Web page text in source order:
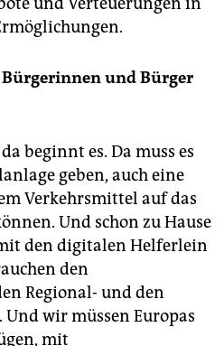
und Bürger
beginnt es. Da muss es
geben, auch eine
Verkehrsmittel auf das
Und schon zu Hause
den digitalen Helferlein
den
Regional- und den
wir müssen Europas
mit